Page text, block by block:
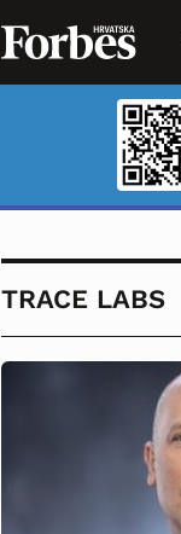
TRACE LABS